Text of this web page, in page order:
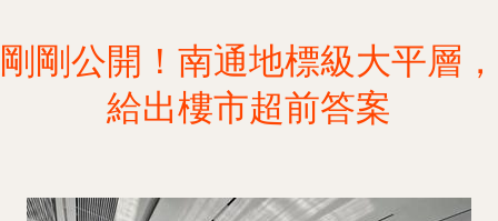
剛剛公開！南通地標級大平層，
給出樓市超前答案